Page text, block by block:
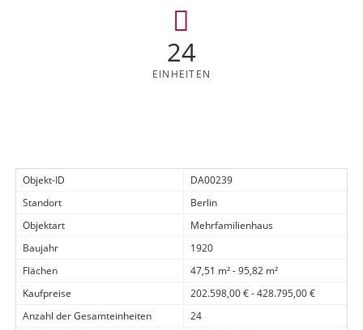
24
EINHEITEN
Objekt-ID
DA00239
Standort
Berlin
Objektart
Mehrfamilienhaus
Baujahr
1920
Flächen
47,51 m² - 95,82 m²
Kaufpreise
202.598,00 € - 428.795,00 €
Anzahl der Gesamteinheiten
24